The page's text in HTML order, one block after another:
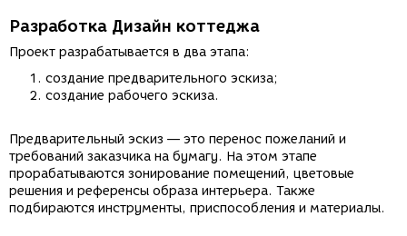
Разработка Дизайн коттеджа
Проект разрабатывается в два этапа:
создание предварительного эскиза;
создание рабочего эскиза.
Предварительный эскиз — это перенос пожеланий и
требований заказчика на бумагу. На этом этапе
прорабатываются зонирование помещений, цветовые
решения и референсы образа интерьера. Также
подбираются инструменты, приспособления и материалы.